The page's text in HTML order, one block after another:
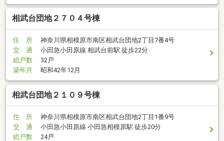
相武台団地２７０４号棟
住 所
神奈川県相模原市南区相武台団地2丁目7番4号
交 通
小田急小田原線 相武台前駅 徒歩22分
総戸数
32戸
築年月
昭和42年12月
相武台団地２１０９号棟
住 所
神奈川県相模原市南区相武台団地2丁目1番9号
交 通
小田急小田原線 小田急相模原駅 徒歩20分
総戸数
24戸